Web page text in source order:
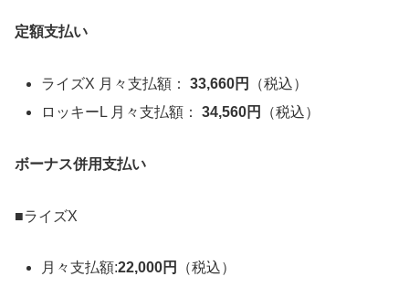
定額支払い
ライズX 月々支払額：33,660円
（税込）
ロッキーL 月々支払額：34,560円 （税込）
ボーナス併用支払い
■ライズX
月々支払額:22,000円
（税込）